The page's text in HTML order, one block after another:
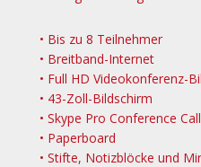
• Bis zu 8 Teilnehmer
• Breitband-Internet
• Full HD Videokonferenz-
• 43-Zoll-Bildschirm
• Skype Pro Conference Call
• Paperboard
• Stifte, Notizblöcke und